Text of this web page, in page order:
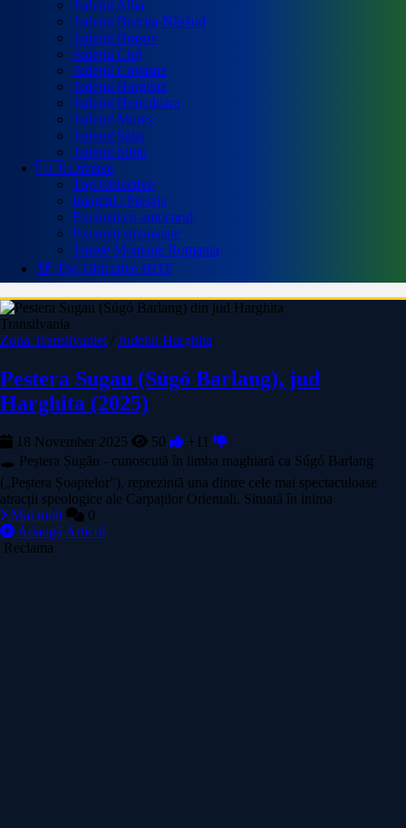
Județul Alba
Județul Bistrița-Năsăud
Județul Brașov
Județul Cluj
Județul Covasna
Județul Harghita
Județul Hunedoara
Județul Mureș
Județul Sălaj
Județul Sibiu
🇷🇴 Diverse
Top Obiective
Imagini / Peisaje
Excursii cu autocarul
Excursii strainatate
Trasee Montane Romania
🏆 Top Obiective HOT
Transilvania
Zona Transilvaniei / Judetul Harghita
Pestera Sugau (Súgó Barlang), jud
Harghita (2025)
18 November 2025 50
+11
🕳️ Peștera Șugău - cunoscută în limba maghiară ca Súgó Barlang
(„Peștera Șoaptelor”), reprezintă una dintre cele mai spectaculoase
atracții speologice ale Carpaților Orientali. Situată în inima
Mai mult
0
Adaugă Articol
Reclama